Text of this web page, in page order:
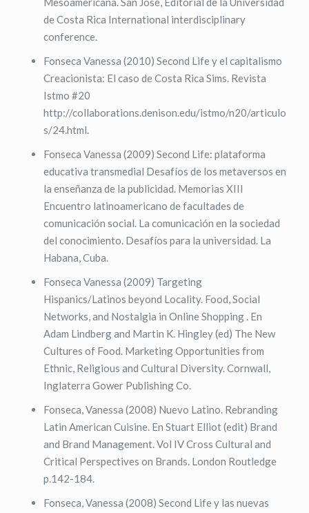
de Costa Rica International interdisciplinary
conference.
Fonseca Vanessa (2010) Second Life y el capitalismo
Creacionista: El caso de Costa Rica Sims. Revista
Istmo #20
http://collaborations.denison.edu/istmo/n20/articulo
s/24.html.
Fonseca Vanessa (2009) Second Life: plataforma
educativa transmedial Desafíos de los metaversos en
la enseñanza de la publicidad. Memorias XIII
Encuentro latinoamericano de facultades de
comunicación social. La comunicación en la sociedad
del conocimiento. Desafíos para la universidad. La
Habana, Cuba.
Fonseca Vanessa (2009) Targeting
Hispanics/Latinos beyond Locality. Food, Social
Networks, and Nostalgia in Online Shopping . En
Adam Lindberg and Martin K. Hingley (ed) The New
Cultures of Food. Marketing Opportunities from
Ethnic, Religious and Cultural Diversity. Cornwall,
Inglaterra Gower Publishing Co.
Fonseca, Vanessa (2008) Nuevo Latino. Rebranding
Latin American Cuisine. En Stuart Elliot (edit) Brand
and Brand Management. Vol IV Cross Cultural and
Critical Perspectives on Brands. London Routledge
p.142-184.
Fonseca, Vanessa (2008) Second Life y las nuevas